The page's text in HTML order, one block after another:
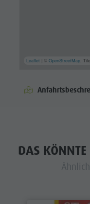
Leaflet | ©OpenStreetMap,
DAS